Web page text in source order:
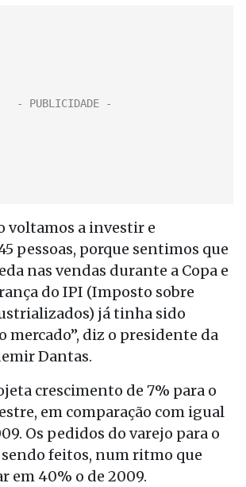
voltamos a investir e
pessoas, porque sentimos que
nas vendas durante a Copa e
do IPI (Imposto sobre
já tinha sido
mercado”, diz o presidente da
Dantas.
crescimento de 7% para o
em comparação com igual
Os pedidos do varejo para o
feitos, num ritmo que
em 40% o de 2009.